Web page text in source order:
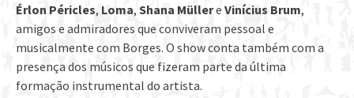
Érlon Péricles, Loma, Shana Müllere Vinícius Brum,
amigos e admiradores que conviveram pessoal e
musicalmente com Borges. O show conta também com a
presença dos músicos que fizeram parte da última
formação instrumental do artista.